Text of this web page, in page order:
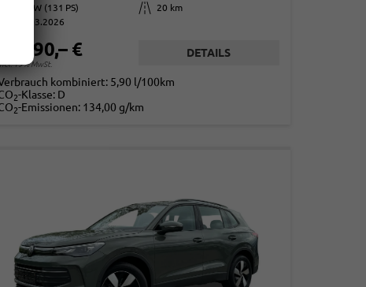
96 kW (131 PS) Kilometerstand
20 km
01.03.2026
34.290,– €
19% MwSt.
DETAILS
kombiniert: 5,90 l/100km
2-Klasse: D
2-Emissionen: 134,00 g/km